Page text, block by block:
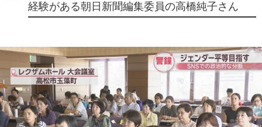
経験がある朝日新聞編集委員の高橋純子さん